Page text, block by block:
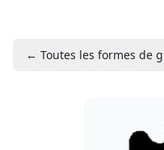
← Toutes les formes de